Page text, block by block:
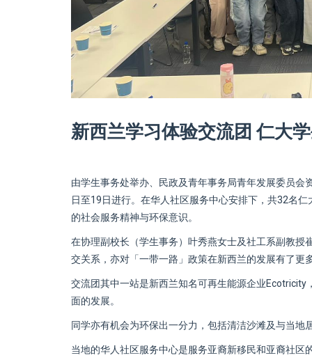
新西兰学习体验交流团 仁大
由学生事务处举办、民政及青年事务局青年发展委员
日至19日进行。在华人社区服务中心安排下，共32名
的社会服务精神与环保意识。
在协理副校长（学生事务）叶秀燕女士及社工系副教
交关系，亦对「一带一路」政策在新西兰的发展有了更
交流团其中一站是新西兰知名可再生能源企业
面的发展。
同学亦有机会为环保出一分力，包括清洁沙滩及与当
当地的华人社区服务中心是服务亚裔新移民和亚裔社